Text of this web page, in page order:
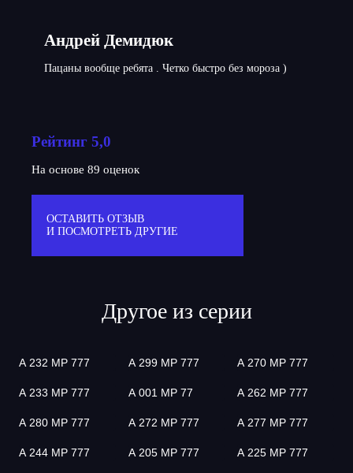
Андрей Демидюк
Пацаны вообще ребята . Четко быстро без мороза )
Рейтинг 5,0
На основе 89 оценок
ОСТАВИТЬ ОТЗЫВ
И ПОСМОТРЕТЬ ДРУГИЕ
Другое из серии
А 232 МР 777 А 299 МР 777 А 270 МР 777
А 233 МР 777 А 001 МР 77 А 262 МР 777
А 280 МР 777 А 272 МР 777 А 277 МР 777
А 244 МР 777 А 205 МР 777 А 225 МР 777